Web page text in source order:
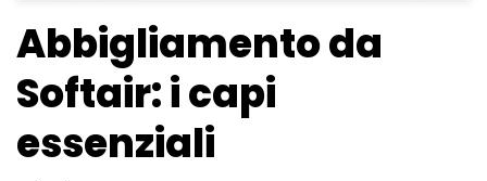
Abbigliamento da
Softair: i capi
essenziali